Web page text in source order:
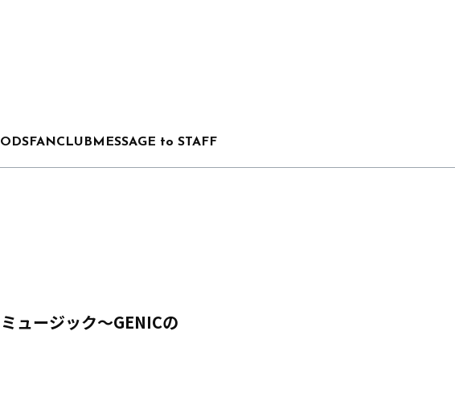
FANCLUB MESSAGE to STAFF
ュージック～GENICの